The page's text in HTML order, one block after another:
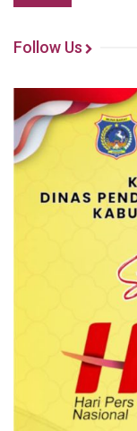
Follow Us